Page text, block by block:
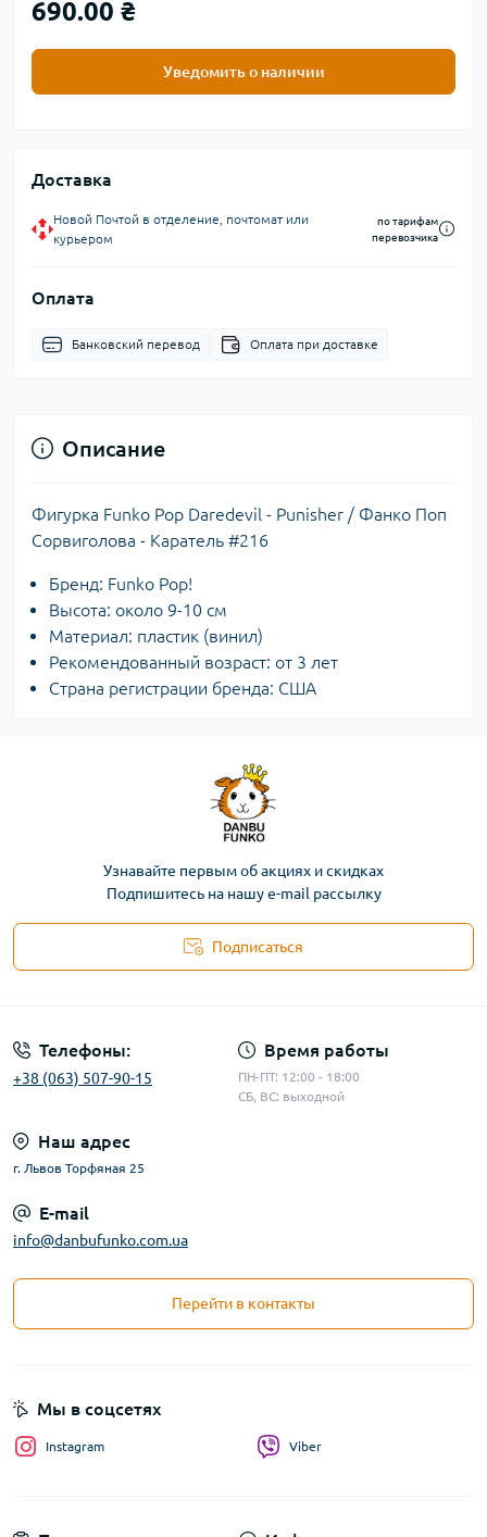
690.00 ₴
Уведомить о наличии
Доставка
Новой Почтой в отделение, почтомат или
курьером
по тарифам
перевозчика
Оплата
Банковский перевод Оплата при доставке
Описание
Фигурка Funko Pop Daredevil - Punisher / Фанко Поп
Сорвиголова - Каратель #216
Бренд: Funko Pop!
Высота: около 9-10 см
Материал: пластик (винил)
Рекомендованный возраст: от 3 лет
Страна регистрации бренда: США
Узнавайте первым об акциях и скидках
Подпишитесь на нашу e-mail рассылку
Подписаться
Телефоны:
+38 (063) 507-90-15
Время работы
ПН-ПТ: 12:00 - 18:00
СБ, ВС: выходной
Наш адрес
г. Львов Торфяная 25
E-mail
info@danbufunko.com.ua
Перейти в контакты
Мы в соцсетях
Instagram Viber